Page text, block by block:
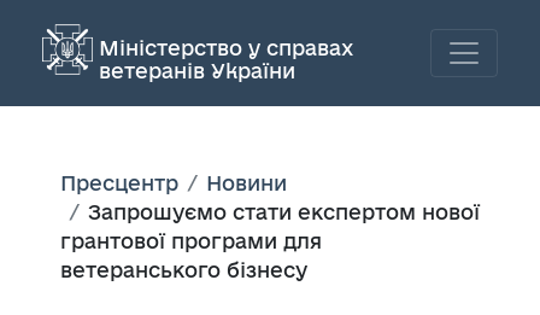
Міністерство у справах
ветеранів України
Пресцентр
Новини
Запрошуємо стати експертом нової
грантової програми для
ветеранського бізнесу